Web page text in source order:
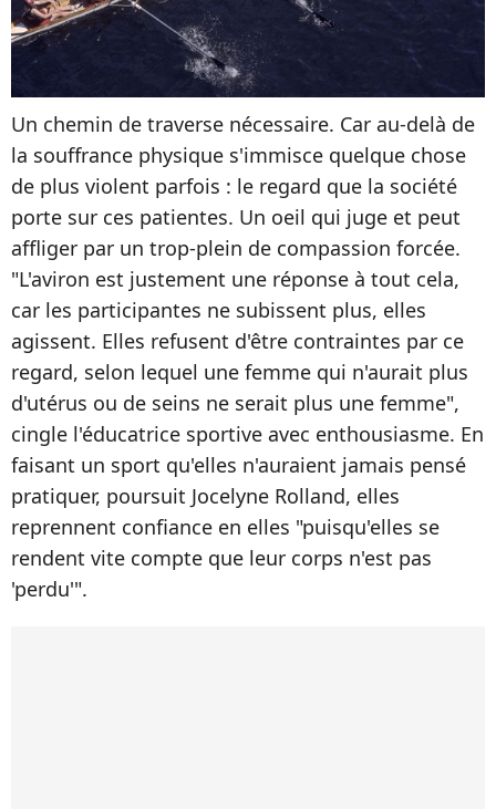
Un chemin de traverse nécessaire. Car au-delà de
la souffrance physique s'immisce quelque chose
de plus violent parfois : le regard que la société
porte sur ces patientes. Un oeil qui juge et peut
affliger par un trop-plein de compassion forcée.
"L'aviron est justement une réponse à tout cela,
car les participantes ne subissent plus, elles
agissent. Elles refusent d'être contraintes par ce
regard, selon lequel une femme qui n'aurait plus
d'utérus ou de seins ne serait plus une femme",
cingle l'éducatrice sportive avec enthousiasme. En
faisant un sport qu'elles n'auraient jamais pensé
pratiquer, poursuit Jocelyne Rolland, elles
reprennent confiance en elles "puisqu'elles se
rendent vite compte que leur corps n'est pas
'perdu'".